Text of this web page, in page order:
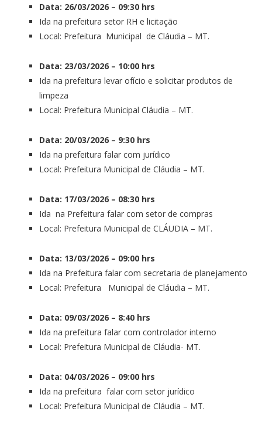
Data: 26/03/2026 – 09:30 hrs
Ida na prefeitura setor RH e licitação
Local: Prefeitura Municipal de Cláudia – MT.
Data: 23/03/2026 – 10:00 hrs
Ida na prefeitura levar ofício e solicitar produtos de
limpeza
Local: Prefeitura Municipal Cláudia – MT.
Data: 20/03/2026 – 9:30 hrs
Ida na prefeitura falar com jurídico
Local: Prefeitura Municipal de Cláudia – MT.
Data: 17/03/2026 – 08:30 hrs
Ida na Prefeitura falar com setor de compras
Local: Prefeitura Municipal de CLÁUDIA – MT.
Data: 13/03/2026 – 09:00 hrs
Ida na Prefeitura falar com secretaria de planejamento
Local: Prefeitura Municipal de Cláudia – MT.
Data: 09/03/2026 – 8:40 hrs
Ida na prefeitura falar com controlador interno
Local: Prefeitura Municipal de Cláudia- MT.
Data: 04/03/2026 – 09:00 hrs
Ida na prefeitura falar com setor jurídico
Local: Prefeitura Municipal de Cláudia – MT.